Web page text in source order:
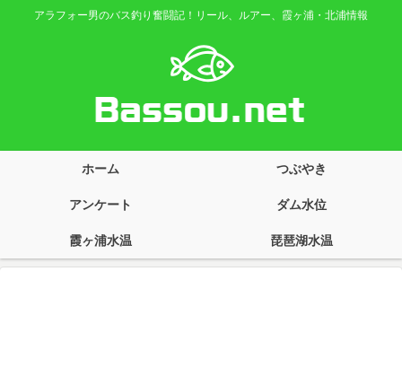
アラフォー男のバス釣り奮闘記！リール、ルアー、霞ヶ浦・北浦情報
ホーム つぶやき
アンケート ダム水位
霞ヶ浦水温 琵琶湖水温